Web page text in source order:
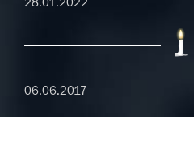
28.01.2022
06.06.2017